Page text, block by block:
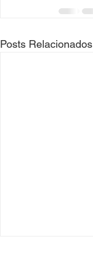
Posts Relacionados